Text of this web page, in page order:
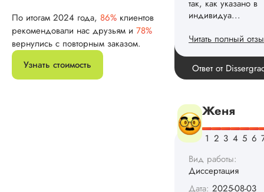
По итогам 2024 года, 86% клиентов
рекомендовали нас друзьям и 78%
вернулись с повторным заказом.
Узнать стоимость
Женя
Вид работы:
Дата:2025-08-03
Заказывал тут
диссертацию. По
срокам и
конечно, для меня
внушительно, но